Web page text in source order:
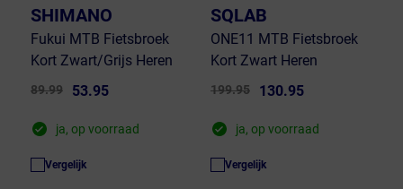
SHIMANO
Fukui MTB Fietsbroek
Kort Zwart/Grijs Heren
89.99 53.95
ja, op voorraad
Vergelijk
SQLAB
ONE11 MTB Fietsbroek
Kort Zwart Heren
199.95 130.95
ja, op voorraad
Vergelijk